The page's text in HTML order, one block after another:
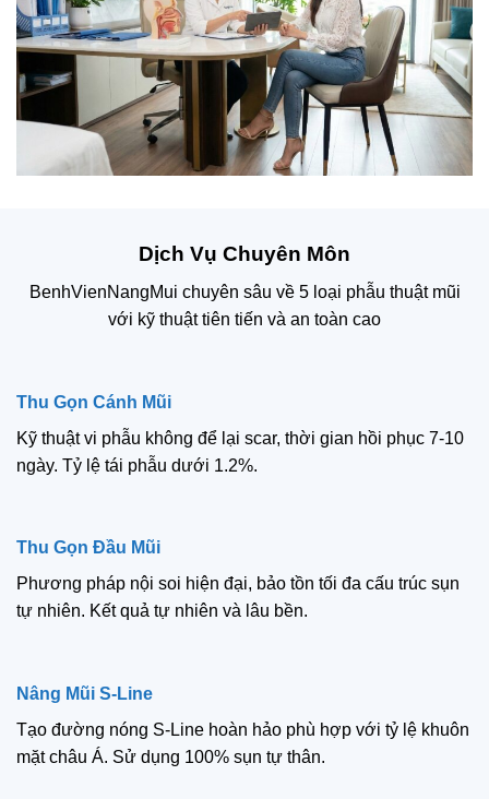
Dịch Vụ Chuyên Môn
BenhVienNangMui chuyên sâu về 5 loại phẫu thuật mũi
với kỹ thuật tiên tiến và an toàn cao
Thu Gọn Cánh Mũi
Kỹ thuật vi phẫu không để lại scar, thời gian hồi phục 7-10
ngày. Tỷ lệ tái phẫu dưới 1.2%.
Thu Gọn Đầu Mũi
Phương pháp nội soi hiện đại, bảo tồn tối đa cấu trúc sụn
tự nhiên. Kết quả tự nhiên và lâu bền.
Nâng Mũi S-Line
Tạo đường nóng S-Line hoàn hảo phù hợp với tỷ lệ khuôn
mặt châu Á. Sử dụng 100% sụn tự thân.